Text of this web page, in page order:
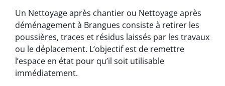
Un Nettoyage après chantier ou Nettoyage après
déménagement à Brangues consiste à retirer les
poussières, traces et résidus laissés par les travaux
ou le déplacement. L’objectif est de remettre
l’espace en état pour qu’il soit utilisable
immédiatement.